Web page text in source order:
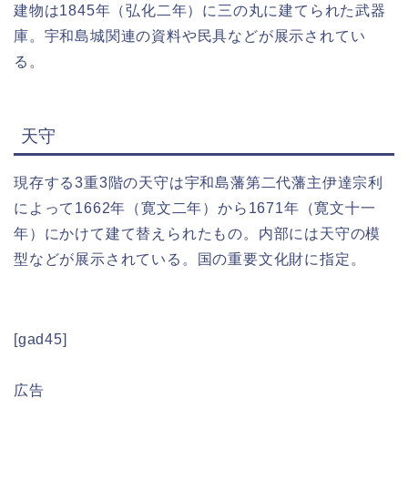
建物は1845年（弘化二年）に三の丸に建てられた武器
庫。宇和島城関連の資料や民具などが展示されてい
る。
天守
現存する3重3階の天守は宇和島藩第二代藩主伊達宗利
によって1662年（寛文二年）から1671年（寛文十一
年）にかけて建て替えられたもの。内部には天守の模
型などが展示されている。国の重要文化財に指定。
[gad45]
広告